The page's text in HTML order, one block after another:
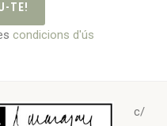
TE!
condicions d'ús
c/